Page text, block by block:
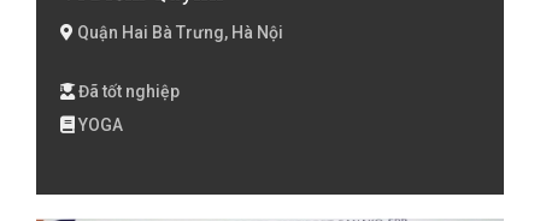
Quận Hai Bà Trưng, Hà Nội
Đã tốt nghiệp
YOGA